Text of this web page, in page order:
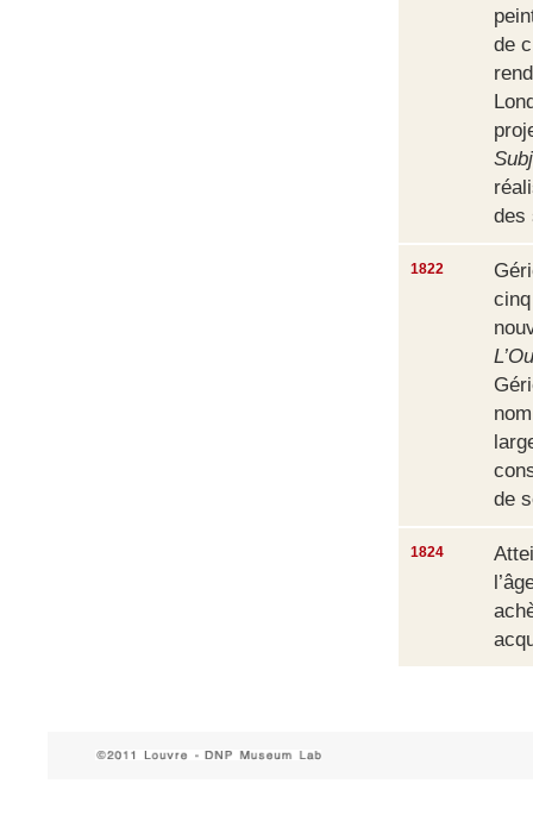
de
des
1822
de
1824